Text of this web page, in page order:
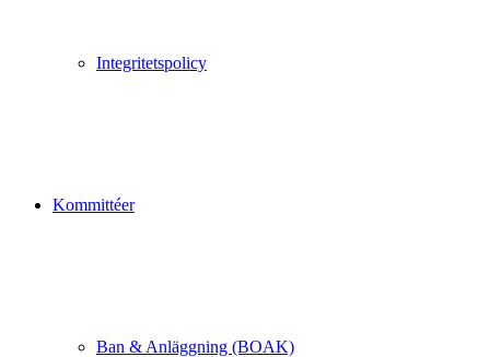
Integritetspolicy
Kommittéer
Ban & Anläggning (BOAK)